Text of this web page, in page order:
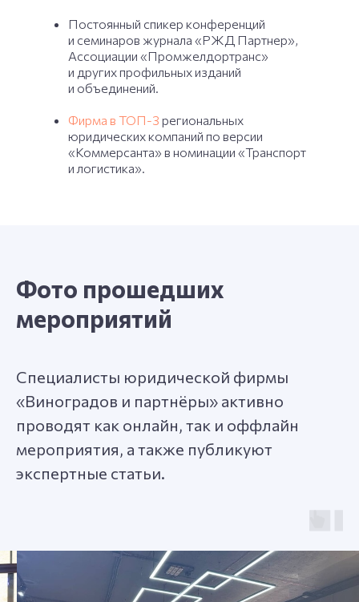
Постоянный спикер конференций
и семинаров журнала «РЖД Партнер»,
Ассоциации «Промжелдортранс»
и других профильных изданий
и объединений.
Фирма в ТОП-3 региональных
юридических компаний по версии
«Коммерсанта» в номинации «Транспорт
и логистика».
Фото прошедших
мероприятий
Специалисты юридической фирмы
«Виноградов и партнёры» активно
проводят как онлайн, так и оффлайн
мероприятия, а также публикуют
экспертные статьи.